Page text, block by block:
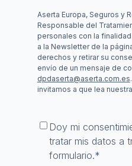
Aserta Europa, Seguros y
Responsable del
personales con la
a la Newsletter de la
derechos y retirar su
envío de un mensaje de
dpdaserta@aserta.com.es
invitamos a que lea nuestra
Consentimiento*
Doy mi
tratar mis datos a
formulario.*